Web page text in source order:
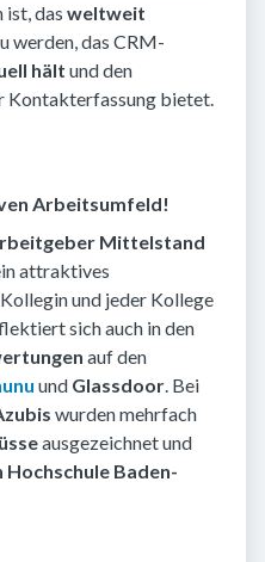
ist, das weltweit
werden, das CRM-
hält und den
Kontakterfassung bietet.
Arbeitsumfeld!
Mittelstand
attraktives
und jeder Kollege
sich auch in den
auf den
und Glassdoor. Bei
wurden mehrfach
ausgezeichnet und
Hochschule Baden-